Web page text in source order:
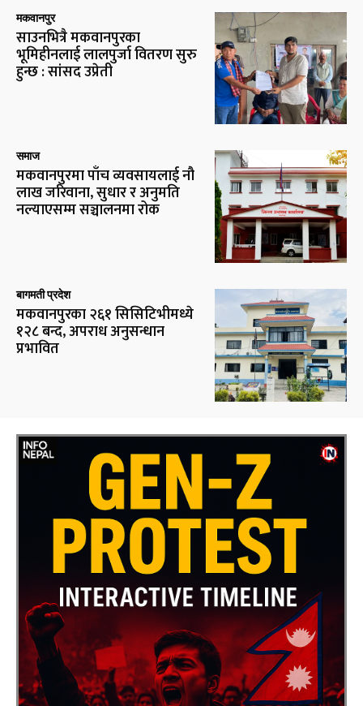
मकवानपुर
साउनभित्रै मकवानपुरका
भूमिहीनलाई लालपुर्जा वितरण सुरु
हुन्छ : सांसद उप्रेती
समाज
मकवानपुरमा पाँच व्यवसायलाई नौ
लाख जरिवाना, सुधार र अनुमति
नल्याएसम्म सञ्चालनमा रोक
बागमती प्रदेश
मकवानपुरका २६१ सिसिटिभीमध्ये
१२८ बन्द, अपराध अनुसन्धान
प्रभावित